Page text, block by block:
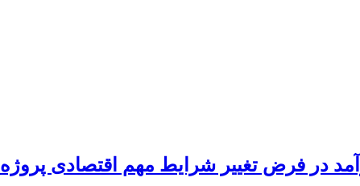
در فرض تغییر شرایط مهم اقتصادی پروژه